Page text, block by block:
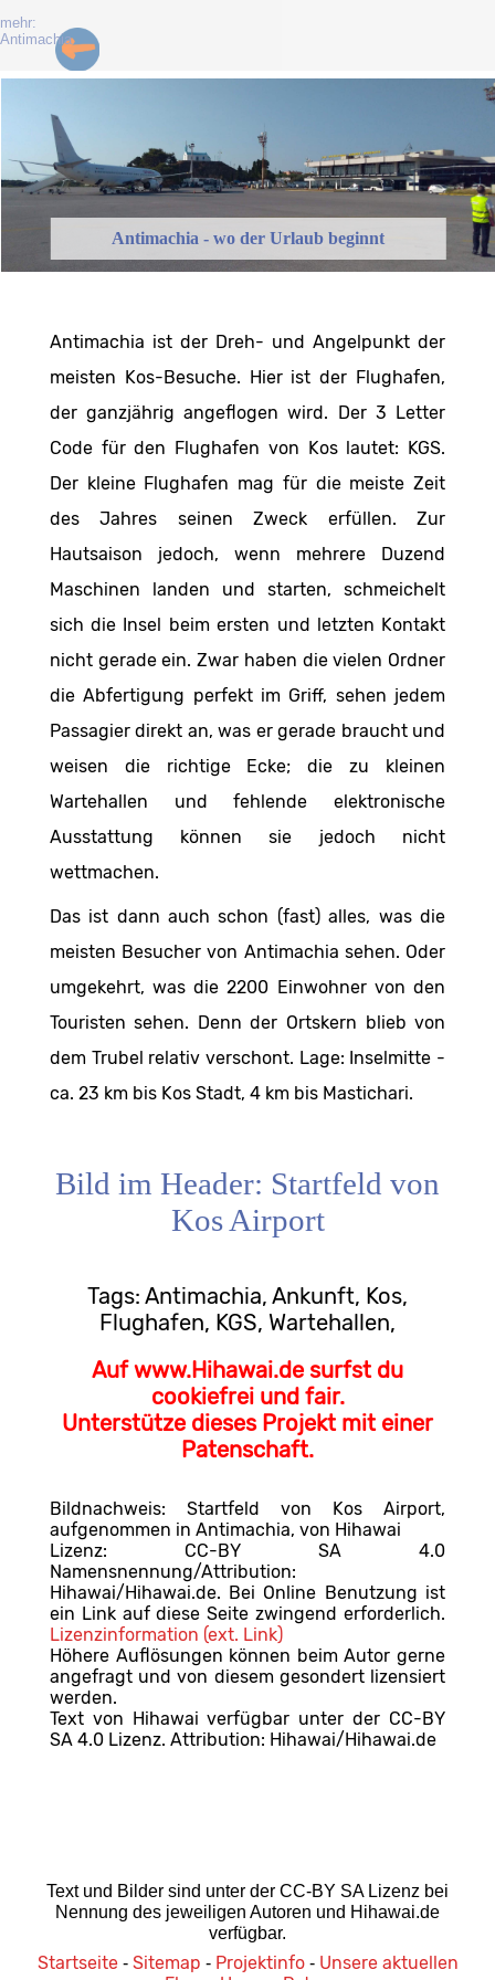
mehr:
Antimachia
Antimachia - wo der Urlaub beginnt
Antimachia ist der Dreh- und Angelpunkt der
meisten Kos-Besuche. Hier ist der Flughafen,
der ganzjährig angeflogen wird. Der 3 Letter
Code für den Flughafen von Kos lautet: KGS.
Der kleine Flughafen mag für die meiste Zeit
des Jahres seinen Zweck erfüllen. Zur
Hautsaison jedoch, wenn mehrere Duzend
Maschinen landen und starten, schmeichelt
sich die Insel beim ersten und letzten Kontakt
nicht gerade ein. Zwar haben die vielen Ordner
die Abfertigung perfekt im Griff, sehen jedem
Passagier direkt an, was er gerade braucht und
weisen die richtige Ecke; die zu kleinen
Wartehallen und fehlende elektronische
Ausstattung können sie jedoch nicht
wettmachen.
Das ist dann auch schon (fast) alles, was die
meisten Besucher von Antimachia sehen. Oder
umgekehrt, was die 2200 Einwohner von den
Touristen sehen. Denn der Ortskern blieb von
dem Trubel relativ verschont. Lage: Inselmitte -
ca. 23 km bis Kos Stadt, 4 km bis Mastichari.
Bild im Header: Startfeld von
Kos Airport
Tags: Antimachia, Ankunft, Kos,
Flughafen, KGS, Wartehallen,
Auf www.Hihawai.de surfst du
cookiefrei und fair.
Unterstütze dieses Projekt mit einer
Patenschaft.
Bildnachweis: Startfeld von Kos Airport,
aufgenommen in Antimachia, von Hihawai
Lizenz: CC-BY SA 4.0
Namensnennung/Attribution:
Hihawai/Hihawai.de. Bei Online Benutzung ist
ein Link auf diese Seite zwingend erforderlich.
Lizenzinformation (ext. Link)
Höhere Auflösungen können beim Autor gerne
angefragt und von diesem gesondert lizensiert
werden.
Text von Hihawai verfügbar unter der CC-BY
SA 4.0 Lizenz. Attribution: Hihawai/Hihawai.de
Text und Bilder sind unter der CC-BY SA Lizenz bei
Nennung des jeweiligen Autoren und Hihawai.de
verfügbar.
Startseite- Sitemap - Projektinfo- Unsere aktuellen